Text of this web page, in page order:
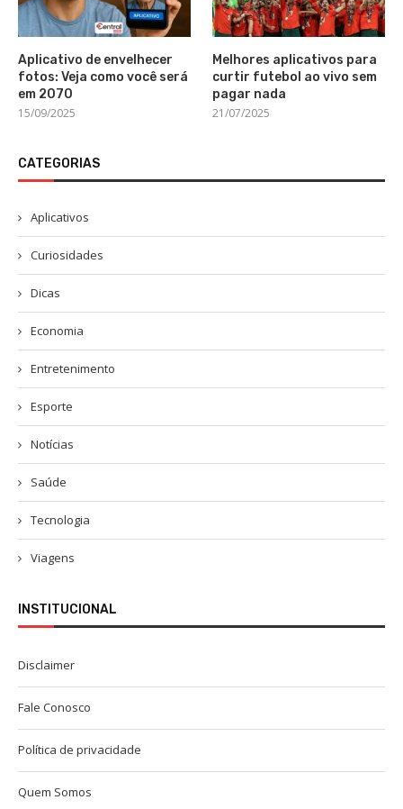
Aplicativo de envelhecer
fotos: Veja como você será
em 2070
15/09/2025
Melhores aplicativos para
curtir futebol ao vivo sem
pagar nada
21/07/2025
CATEGORIAS
Aplicativos
Curiosidades
Dicas
Economia
Entretenimento
Esporte
Notícias
Saúde
Tecnologia
Viagens
INSTITUCIONAL
Disclaimer
Fale Conosco
Política de privacidade
Quem Somos